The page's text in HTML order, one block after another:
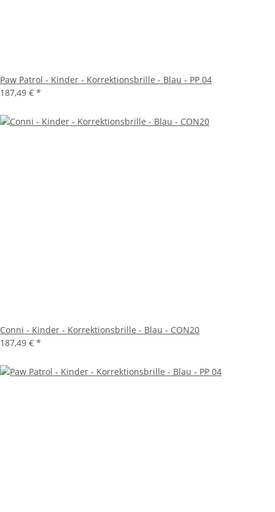
Paw Patrol - Kinder - Korrektionsbrille - Blau - PP 04
187,49 € *
Conni - Kinder - Korrektionsbrille - Blau - CON20
187,49 € *